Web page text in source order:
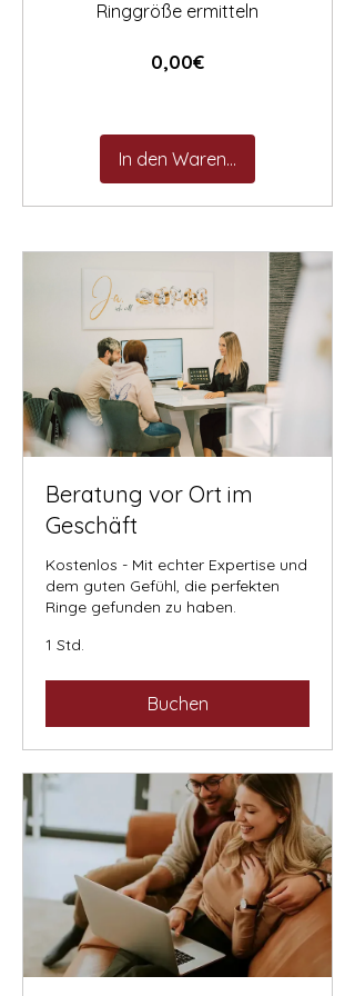
Ringgröße ermitteln
0,00€Preis
In den Warenkorb
Beratung vor Ort im
Geschäft
Kostenlos - Mit echter Expertise und
dem guten Gefühl, die perfekten
Ringe gefunden zu haben.
1 Std.
Buchen